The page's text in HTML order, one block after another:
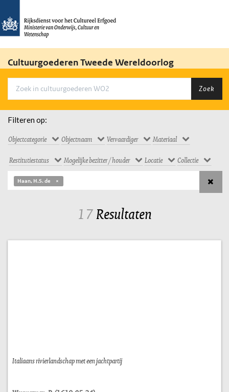
Cultuurgoederen Tweede Wereldoorlog
Zoek
Filteren op:
Objectcategorie Objectnaam Vervaardiger Materiaal
Restitutiestatus Mogelijke bezitter / houder Locatie Collectie
Haan, H.S. de
17Resultaten
Italiaans rivierlandschap met een jachtpartij